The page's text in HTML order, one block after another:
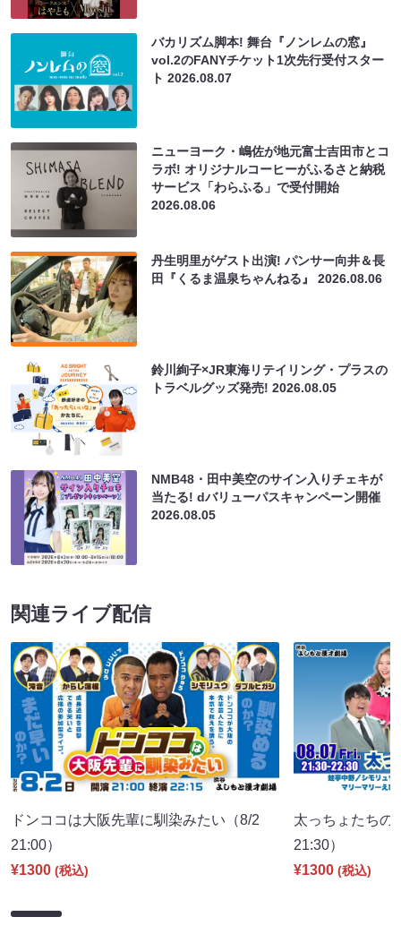
バカリズム脚本! 舞台『ノンレムの窓』
vol.2のFANYチケット1次先行受付スター
ト2026.08.07
ニューヨーク・嶋佐が地元富士吉田市とコ
ラボ! オリジナルコーヒーがふるさと納税
サービス「わらふる」で受付開始
2026.08.06
丹生明里がゲスト出演! パンサー向井＆長
田『くるま温泉ちゃんねる』2026.08.06
鈴川絢子×JR東海リテイリング・プラスの
トラベルグッズ発売!2026.08.05
NMB48・田中美空のサイン入りチェキが
当たる! dバリューパスキャンペーン開催
2026.08.05
関連ライブ配信
ドンココは大阪先輩に馴染みたい（8/2
21:00）
¥1300 (税込)
太っちょたち
21:30）
¥1300 (税込)